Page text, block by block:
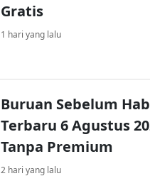
Gratis
1 hari yang lalu
Buruan Sebelum
Terbaru 6 Agustus
Tanpa Premium
2 hari yang lalu